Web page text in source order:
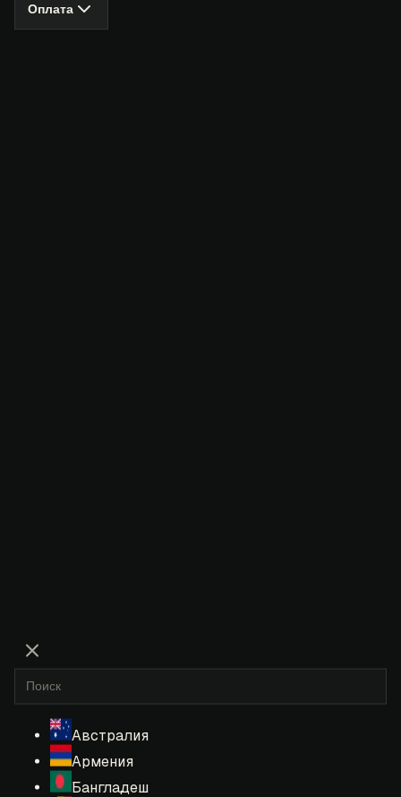
Австралия
Армения
Бангладеш
Оплата